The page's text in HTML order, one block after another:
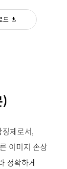
드
체로서,
이미지 손상
정확하게